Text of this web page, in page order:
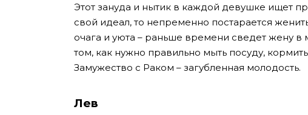
Этот зануда и нытик в каждой девушке ищет
свой идеал, то непременно постарается
очага и уюта – раньше времени сведет жену
том, как нужно правильно мыть посуду,
Замужество с Раком – загубленная молодость.
Лев